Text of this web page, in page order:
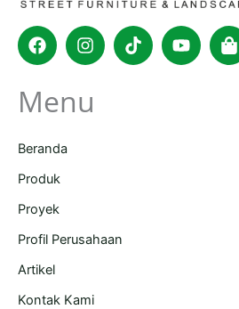
FacebookInstagram
Tiktok
Menu
Beranda
Produk
Proyek
Profil Perusahaan
Artikel
Kontak Kami